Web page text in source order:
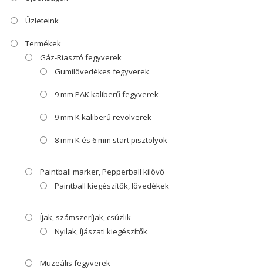
Üzleteink
Termékek
Gáz-Riasztó fegyverek
Gumilövedékes fegyverek
9 mm PAK kaliberű fegyverek
9 mm K kaliberű revolverek
8 mm K és 6 mm start pisztolyok
Paintball marker, Pepperball kilövő
Paintball kiegészítők, lövedékek
Íjak, számszeríjak, csúzlik
Nyilak, íjászati kiegészítők
Muzeális fegyverek